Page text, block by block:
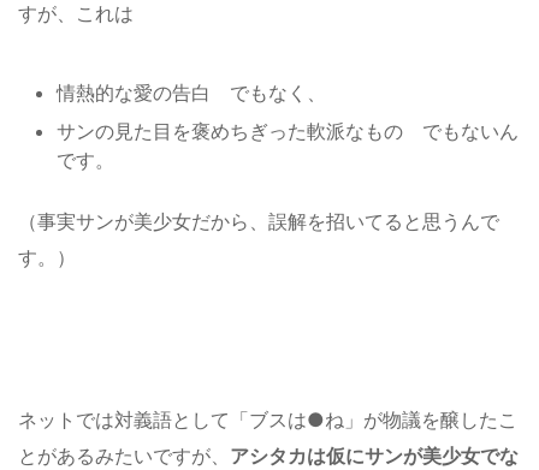
すが、これは
情熱的な愛の告白 でもなく、
サンの見た目を褒めちぎった軟派なもの でもないん
です。
（事実サンが美少女だから、誤解を招いてると思うんで
す。）
ネットでは対義語として「ブスは●ね」が物議を醸したこ
とがあるみたいですが、 アシタカは仮にサンが美少女でな